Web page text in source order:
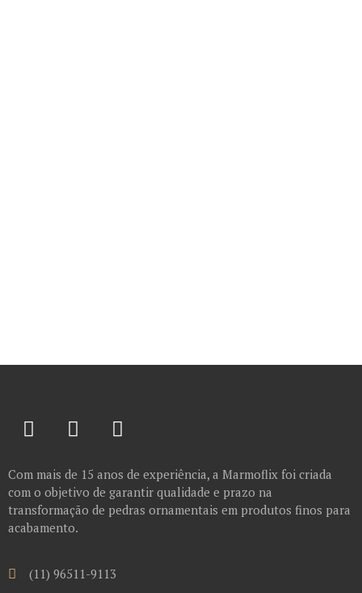
Com mais de 15 anos de experiência, a Marmoflix foi criada
com o objetivo de garantir qualidade e prazo na
transformação de pedras ornamentais em produtos finos para
acabamento.
(11) 96511-9113